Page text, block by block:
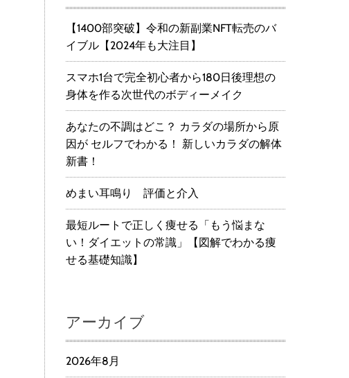
【1400部突破】令和の新副業NFT転売のバ
イブル【2024年も大注目】
スマホ1台で完全初心者から180日後理想の
身体を作る次世代のボディーメイク
あなたの不調はどこ？ カラダの場所から原
因が セルフでわかる！ 新しいカラダの解体
新書！
めまい耳鳴り 評価と介入
最短ルートで正しく痩せる「もう悩まな
い！ダイエットの常識」【図解でわかる痩
せる基礎知識】
アーカイブ
2026年8月